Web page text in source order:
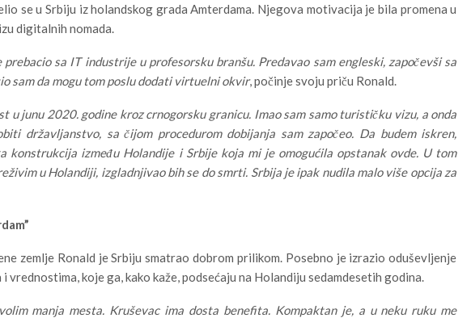
se u Srbiju iz holandskog grada Amterdama. Njegova motivacija je bila promena u
digitalnih nomada.
sa IT industrije u profesorsku branšu. Predavao sam engleski, započevši sa
sam da mogu tom poslu dodati virtuelni okvir, počinje svoju priču Ronald.
u junu 2020. godine kroz crnogorsku granicu. Imao sam samo turističku vizu, a onda
državljanstvo, sa čijom procedurom dobijanja sam započeo. Da budem iskren,
konstrukcija između Holandije i Srbije koja mi je omogućila opstanak ovde. U tom
u Holandiji, izgladnjivao bih se do smrti. Srbija je ipak nudila malo više opcija za
zemlje Ronald je Srbiju smatrao dobrom prilikom. Posebno je izrazio oduševljenje
vrednostima, koje ga, kako kaže, podsećaju na Holandiju sedamdesetih godina.
manja mesta. Kruševac ima dosta benefita. Kompaktan je, a u neku ruku me